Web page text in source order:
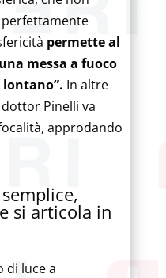
permette al
messa a fuoco
lontano”. In altre
Pinelli va
approdando
si articola in
di luce a